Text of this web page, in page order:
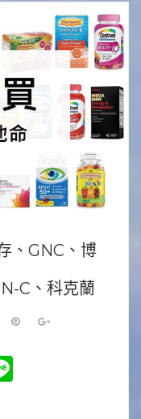
、GNC、博
C、科克蘭
Line